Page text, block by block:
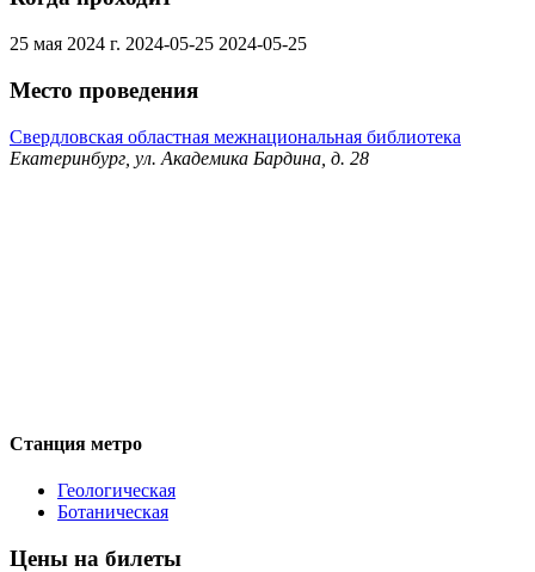
25 мая 2024 г. 2024-05-25 2024-05-25
Место проведения
Свердловская областная межнациональная библиотека
Екатеринбург, ул. Академика Бардина, д. 28
Станция метро
Геологическая
Ботаническая
Цены на билеты